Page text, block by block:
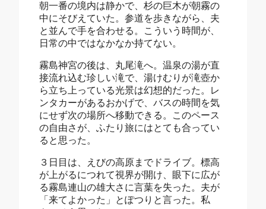
朝一番の境内は静かで、杉の巨木が朝霧の
中にそびえていた。参道を歩きながら、夫
と並んで手を合わせる。こういう時間が、
日常の中ではなかなか持てない。
霧島神宮の後は、丸尾滝へ。温泉の湯が直
接流れ込む珍しい滝で、湯けむりが滝壺か
ら立ち上っている光景は幻想的だった。レ
ンタカーがあるおかげで、バスの時間を気
にせず次の場所へ移動できる。このペース
の自由さが、ふたり旅にはとても合ってい
ると思った。
３日目は、えびの高原までドライブ。標高
が上がるにつれて視界が開け、眼下に広が
る霧島連山の雄大さに言葉を失った。夫が
「来てよかった」とぽつりと言った。私